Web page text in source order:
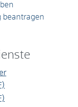
beantragen